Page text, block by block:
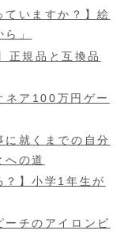
ていますか？】絵
」
正規品と互換品
ネア100万円ゲー
に就くまでの自分
への道
？】小学1年生が
ーチのアイロンビ